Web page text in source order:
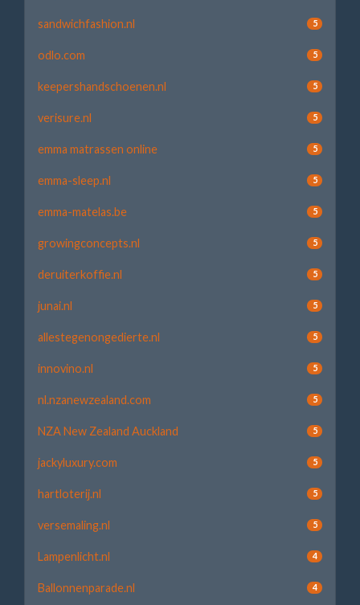
sandwichfashion.nl 5
odlo.com 5
keepershandschoenen.nl 5
verisure.nl 5
emma matrassen online 5
emma-sleep.nl 5
emma-matelas.be 5
growingconcepts.nl 5
deruiterkoffie.nl 5
junai.nl 5
allestegenongedierte.nl 5
innovino.nl 5
nl.nzanewzealand.com 5
NZA New Zealand Auckland 5
jackyluxury.com 5
hartloterij.nl 5
versemaling.nl 5
Lampenlicht.nl 4
Ballonnenparade.nl 4